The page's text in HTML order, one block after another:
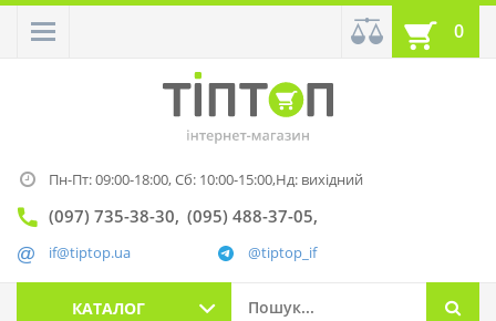
0
Пн-Пт: 09:00-18:00,Сб: 10:00-15:00,Нд: вихідний
(097) 735-38-30 (095) 488-37-05
@tiptop_if
if@tiptop.ua
КАТАЛОГ